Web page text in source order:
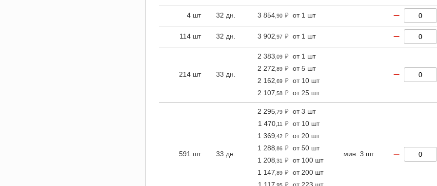
4 шт 32 дн. 3 854 ,90 от 1 шт −
114 шт 32 дн. 3 902 ,97 от 1 шт −
214 шт 33 дн.
2 383 ,09
от 1 шт
2 272 ,89
от 5 шт
2 162 ,69
от 10 шт
2 107 ,58 от 25 шт
−
591 шт 33 дн.
2 295 ,79
от 3 шт
1 470 ,11
от 10 шт
1 369 ,42
от 20 шт
1 288 ,86
от 50 шт
1 208 ,31
от 100 шт
1 147 ,89
от 200 шт
1 117 ,95 от 223 шт
мин. 3 шт −